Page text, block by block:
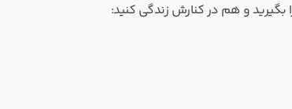
و هم در کنارش زندگی کنید: